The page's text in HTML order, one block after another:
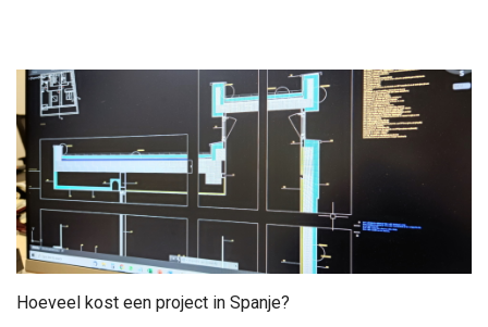
Hoeveel kost een project in Spanje?